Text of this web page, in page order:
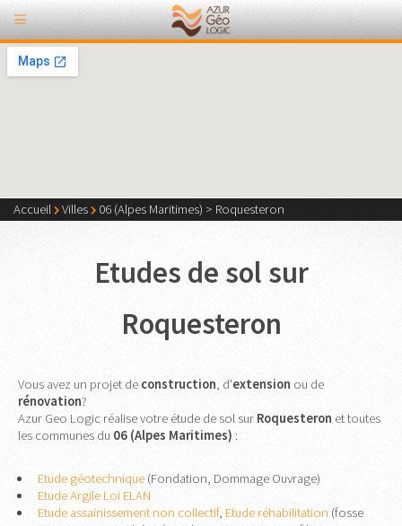
Accueil Villes 06 (Alpes Maritimes) > Roquesteron
Etudes de sol sur
Roquesteron
Vous avez un projet de construction , d'extension ou de
rénovation?
Azur Geo Logic réalise votre étude de sol sur Roquesteron et toutes
les communes du 06 (Alpes Maritimes) :
Etude géotechnique(Fondation, Dommage Ouvrage)
Etude Argile Loi ELAN
Etude assainissement non collectif, Etude réhabilitation (fosse